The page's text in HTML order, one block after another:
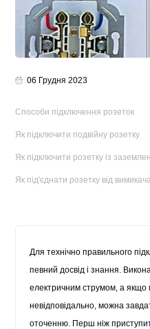
06 Грудня 2023
Способи підключення розеток
Як підключити подвійну розетку
Як підключити розетку із
Як під'єднати розетку від
Для технічно правильного
певний досвід і знання.
електричним струмом, а якщо
невідповідально, можна
оточенню. Перш ніж